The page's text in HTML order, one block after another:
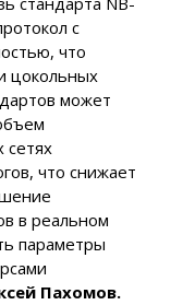
с
что
цокольных
может
сетях
что снижает
в реальном
параметры
Пахомов.